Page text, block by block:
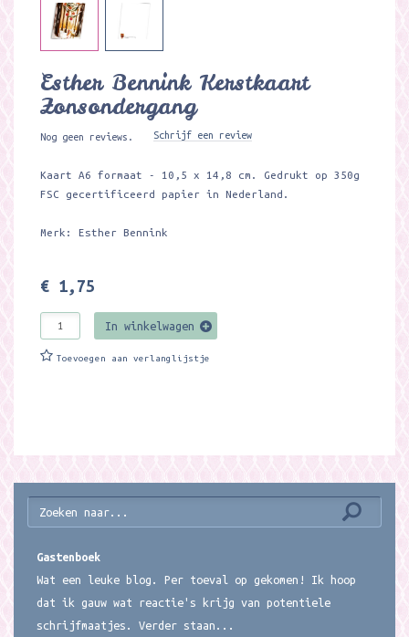
Esther Bennink Kerstkaart
Zonsondergang
Nog geen reviews. Schrijf een review
Kaart A6 formaat - 10,5 x 14,8 cm. Gedrukt op 350g
FSC gecertificeerd papier in Nederland.
Merk: Esther Bennink
€ 1,75
In winkelwagen
Toevoegen aan verlanglijstje
Gastenboek
Wat een leuke blog. Per toeval op gekomen! Ik hoop
dat ik gauw wat reactie's krijg van potentiele
schrijfmaatjes. Verder staan...